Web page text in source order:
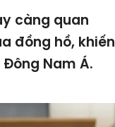
càng quan
đồng hồ, khiến
Nam Á.